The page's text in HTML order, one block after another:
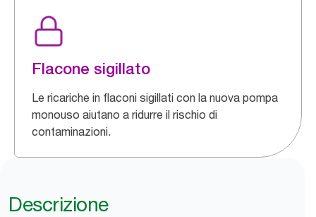
Flacone sigillato
Le ricariche in flaconi sigillati con la nuova pompa
monouso aiutano a ridurre il rischio di
contaminazioni.
Descrizione